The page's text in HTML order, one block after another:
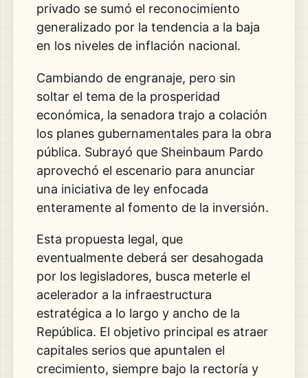
privado se sumó el reconocimiento
generalizado por la tendencia a la baja
en los niveles de inflación nacional.
Cambiando de engranaje, pero sin
soltar el tema de la prosperidad
económica, la senadora trajo a colación
los planes gubernamentales para la obra
pública. Subrayó que Sheinbaum Pardo
aprovechó el escenario para anunciar
una iniciativa de ley enfocada
enteramente al fomento de la inversión.
Esta propuesta legal, que
eventualmente deberá ser desahogada
por los legisladores, busca meterle el
acelerador a la infraestructura
estratégica a lo largo y ancho de la
República. El objetivo principal es atraer
capitales serios que apuntalen el
crecimiento, siempre bajo la rectoría y